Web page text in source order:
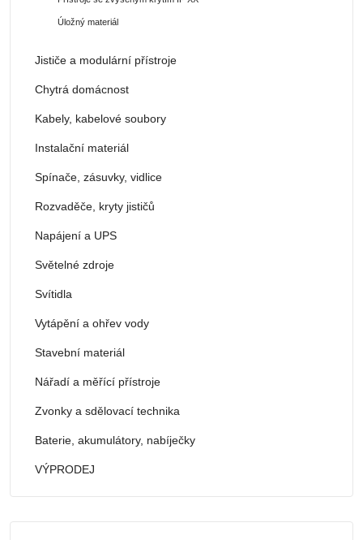
Úložný materiál
Jističe a modulární přístroje
Chytrá domácnost
Kabely, kabelové soubory
Instalační materiál
Spínače, zásuvky, vidlice
Rozvaděče, kryty jističů
Napájení a UPS
Světelné zdroje
Svítidla
Vytápění a ohřev vody
Stavební materiál
Nářadí a měřící přístroje
Zvonky a sdělovací technika
Baterie, akumulátory, nabíječky
VÝPRODEJ